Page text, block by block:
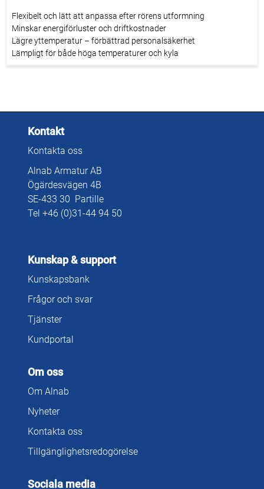
Flexibelt och lätt att anpassa efter rörens utformning
Minskar energiförluster och driftkostnader
Lägre yttemperatur – förbättrad personalsäkerhet
Lämpligt för både höga temperaturer och kyla
Enkel installation även i trånga utrymmen
Kontakt
Kontakta oss
Alnab Armatur AB
Ögärdesvägen 4B
SE-433 30 Partille
Tel +46 (0)31-44 94 50
Kunskap & support
Kunskapsbank
Frågor och svar
Tjänster
Kundportal
Om oss
Om Alnab
Nyheter
Kontakta oss
Tillgänglighetsredogörelse
Sociala media